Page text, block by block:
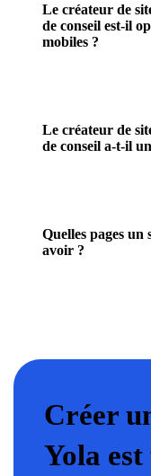
Le créateur de
de conseil est-il
mobiles ?
Le créateur de
de conseil a-t-il
Quelles pages un
avoir ?
Créer
Yola